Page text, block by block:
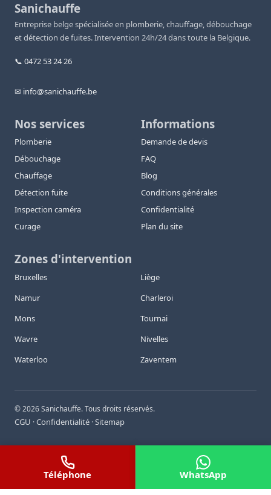
Sanichauffe
Entreprise belge spécialisée en plomberie, chauffage, débouchage
et détection de fuites. Intervention 24h/24 dans toute la Belgique.
📞 0472 53 24 26
✉ info@sanichauffe.be
Nos services
Plomberie
Débouchage
Chauffage
Détection fuite
Inspection caméra
Curage
Informations
Demande de devis
FAQ
Blog
Conditions générales
Confidentialité
Plan du site
Zones d'intervention
Bruxelles
Liège
Namur
Charleroi
Mons
Tournai
Wavre
Nivelles
Waterloo
Zaventem
©2026Sanichauffe. Tous droits réservés.
CGU ·Confidentialité ·Sitemap